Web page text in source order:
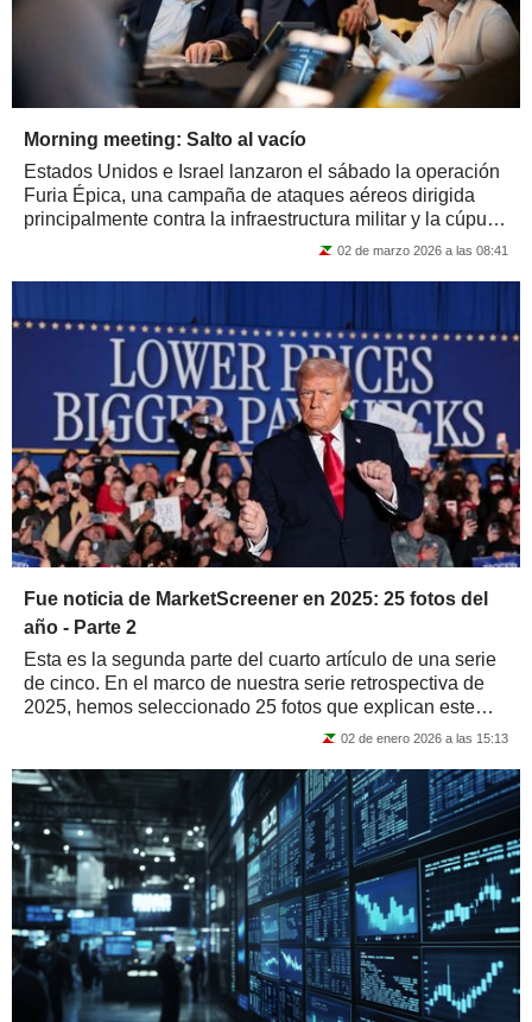
Morning meeting: Salto al vacío
Estados Unidos e Israel lanzaron el sábado la operación
Furia Épica, una campaña de ataques aéreos dirigida
principalmente contra la infraestructura militar y la cúpula
02 de marzo 2026 a las 08:41
Fue noticia de MarketScreener en 2025: 25 fotos del
año - Parte 2
Esta es la segunda parte del cuarto artículo de una serie
de cinco. En el marco de nuestra serie retrospectiva de
2025, hemos seleccionado 25 fotos que explican este
02 de enero 2026 a las 15:13